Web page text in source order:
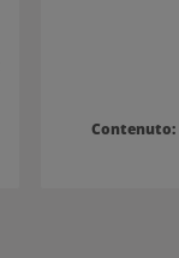
Contenuto: